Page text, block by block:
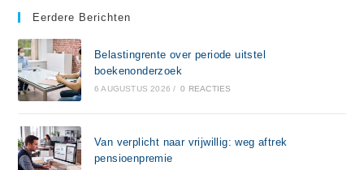
Eerdere Berichten
Belastingrente over periode uitstel
boekenonderzoek
6 AUGUSTUS 2026 / 0 REACTIES
Van verplicht naar vrijwillig: weg aftrek
pensioenpremie